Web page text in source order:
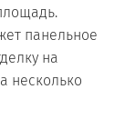
панельное
на
несколько